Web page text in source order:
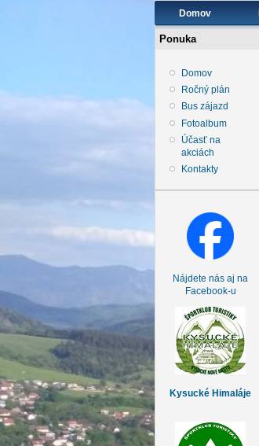
Hlavné menu
Domov
Ponuka
Domov
Ročný plán
Bus zájazd
Fotoalbum
Účasť na
akciách
Kontakty
Nájdete nás aj na
Facebook-u
Kysucké Himaláje